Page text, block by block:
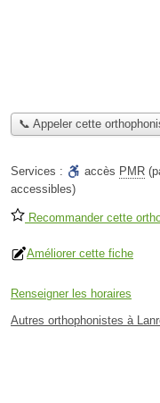
📞 Appeler cette
Services : accès PMR
accessibles)
Recommander cette
Améliorer cette fiche
Renseigner les horaires
Autres orthophonistes à